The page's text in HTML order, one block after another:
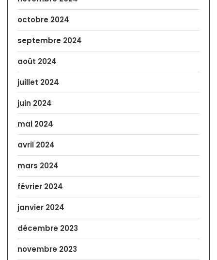
octobre 2024
septembre 2024
août 2024
juillet 2024
juin 2024
mai 2024
avril 2024
mars 2024
février 2024
janvier 2024
décembre 2023
novembre 2023